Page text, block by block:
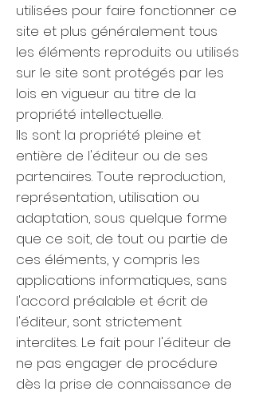
utilisées pour faire fonctionner ce
site et plus généralement tous
les éléments reproduits ou utilisés
sur le site sont protégés par les
lois en vigueur au titre de la
propriété intellectuelle.
Ils sont la propriété pleine et
entière de l'éditeur ou de ses
partenaires. Toute reproduction,
représentation, utilisation ou
adaptation, sous quelque forme
que ce soit, de tout ou partie de
ces éléments, y compris les
applications informatiques, sans
l'accord préalable et écrit de
l'éditeur, sont strictement
interdites. Le fait pour l'éditeur de
ne pas engager de procédure
dès la prise de connaissance de